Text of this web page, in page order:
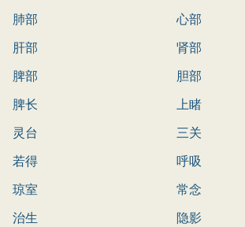
肺部
心部
肝部
肾部
脾部
胆部
脾长
上睹
灵台
三关
若得
呼吸
琼室
常念
治生
隐影